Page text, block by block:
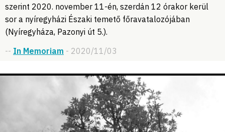
szerint 2020. november 11-én, szerdán 12 órakor kerül
sor a nyíregyházi Északi temető főravatalozójában
(Nyíregyháza, Pazonyi út 5.).
-- In Memoriam - 2020/11/03